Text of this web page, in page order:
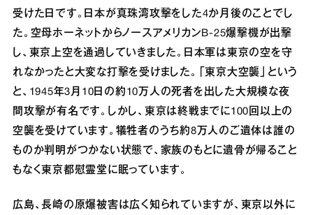
受けた日です。日本が真珠湾攻撃をした4か月後のことでし
た。空母ホーネットからノースアメリカンB‐25爆撃機が出撃
し、東京上空を通過していきました。日本軍は東京の空を守
れなかったと大変な打撃を受けました。「東京大空襲」という
と、1945年3月10日の約10万人の死者を出した大規模な夜
間攻撃が有名です。しかし、東京は終戦までに100回以上の
空襲を受けています。犠牲者のうち約8万人のご遺体は誰の
ものか判明がつかない状態で、家族のもとに遺骨が帰ること
もなく東京都慰霊堂に眠っています。
広島、長崎の原爆被害は広く知られていますが、東京以外に